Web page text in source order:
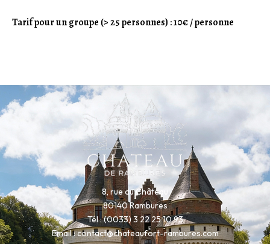
Tarif pour un groupe (> 25 personnes) : 10€ / personne
8, rue du Château
80140 Rambures
Tél : (0033) 3 22 25 10 93
Email :contact@chateaufort-rambures.com